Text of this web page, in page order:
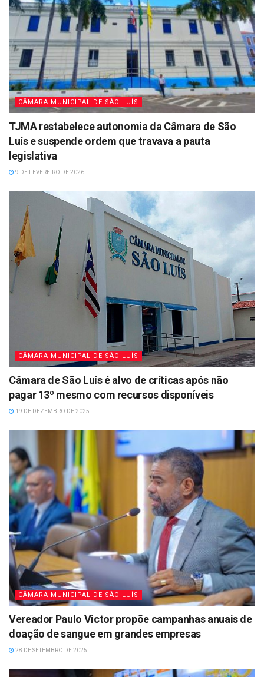
CÂMARA MUNICIPAL DE SÃO LUÍS
TJMA restabelece autonomia da Câmara de São
Luís e suspende ordem que travava a pauta
legislativa
9 DE FEVEREIRO DE 2026
CÂMARA MUNICIPAL DE SÃO LUÍS
Câmara de São Luís é alvo de críticas após não
pagar 13º mesmo com recursos disponíveis
19 DE DEZEMBRO DE 2025
CÂMARA MUNICIPAL DE SÃO LUÍS
Vereador Paulo Victor propõe campanhas anuais de
doação de sangue em grandes empresas
28 DE SETEMBRO DE 2025